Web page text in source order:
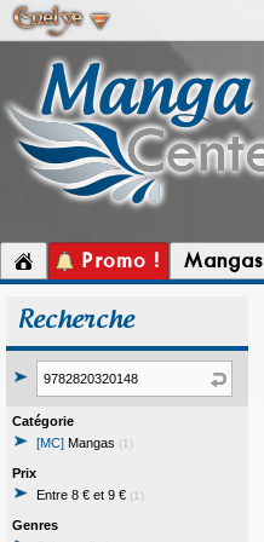
Promo ! Mangas
Recherche
Catégorie
[MC] Mangas (1)
Prix
Entre 8 € et 9 € (1)
Genres